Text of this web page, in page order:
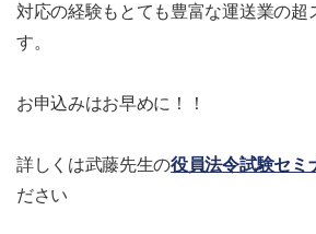
対応の経験もとても豊富な運送業の超
す。
お申込みはお早めに！！
詳しくは武藤先生の役員法令試験セミ
ださい